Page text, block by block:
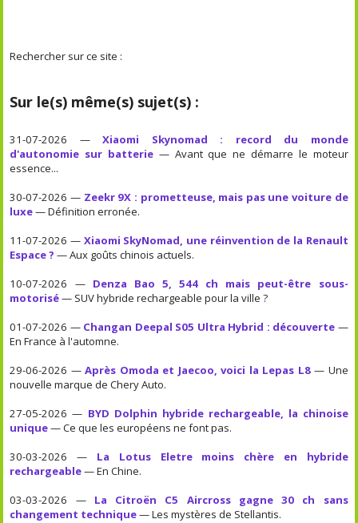
Rechercher sur ce site :
Sur le(s) même(s) sujet(s) :
31-07-2026 —Xiaomi Skynomad : record du monde
d'autonomie sur batterie — Avant que ne démarre le moteur
essence...
30-07-2026 — Zeekr 9X : prometteuse, mais pas une voiture de
luxe— Définition erronée.
11-07-2026 — Xiaomi SkyNomad, une réinvention de la Renault
Espace ? — Aux goûts chinois actuels.
10-07-2026 — Denza Bao 5, 544 ch mais peut-être sous-
motorisé— SUV hybride rechargeable pour la ville ?
01-07-2026 — Changan Deepal S05 Ultra Hybrid : découverte —
En France à l'automne.
29-06-2026 —Après Omoda et Jaecoo, voici la Lepas L8— Une
nouvelle marque de Chery Auto.
27-05-2026 — BYD Dolphin hybride rechargeable, la chinoise
unique— Ce que les européens ne font pas.
30-03-2026 — La Lotus Eletre moins chère en hybride
rechargeable— En Chine.
03-03-2026 — La Citroën C5 Aircross gagne 30 ch sans
changement technique— Les mystères de Stellantis.